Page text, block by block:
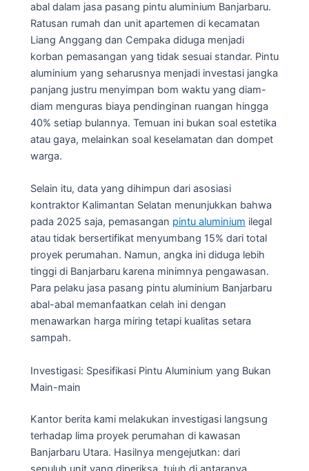
abal dalam jasa pasang pintu aluminium Banjarbaru.
Ratusan rumah dan unit apartemen di kecamatan
Liang Anggang dan Cempaka diduga menjadi
korban pemasangan yang tidak sesuai standar. Pintu
aluminium yang seharusnya menjadi investasi jangka
panjang justru menyimpan bom waktu yang diam-
diam menguras biaya pendinginan ruangan hingga
40% setiap bulannya. Temuan ini bukan soal estetika
atau gaya, melainkan soal keselamatan dan dompet
warga.
Selain itu, data yang dihimpun dari asosiasi
kontraktor Kalimantan Selatan menunjukkan bahwa
pada 2025 saja, pemasangan pintu aluminium ilegal
atau tidak bersertifikat menyumbang 15% dari total
proyek perumahan. Namun, angka ini diduga lebih
tinggi di Banjarbaru karena minimnya pengawasan.
Para pelaku jasa pasang pintu aluminium Banjarbaru
abal-abal memanfaatkan celah ini dengan
menawarkan harga miring tetapi kualitas setara
sampah.
Investigasi: Spesifikasi Pintu Aluminium yang Bukan
Main-main
Kantor berita kami melakukan investigasi langsung
terhadap lima proyek perumahan di kawasan
Banjarbaru Utara. Hasilnya mengejutkan: dari